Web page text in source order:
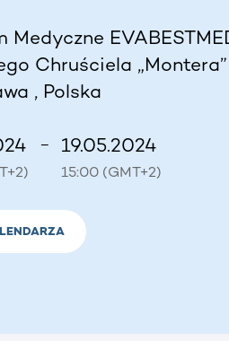
Medyczne
Chruściela
, Polska
– 19.05.2024
15:00 (GMT+2)